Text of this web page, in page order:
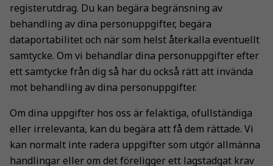
registerutdrag. Du kan begära begränsning av
behandling av dina personuppgifter, begära
dataportabilitet och när som helst återkalla eventuellt
samtycke. Om vi behandlar dina personuppgifter efter
ett samtycke från dig så har du också rätt att invända
mot behandling av dina personuppgifter.
Om dina uppgifter hos oss är felaktiga, ofullständiga
eller irrelevanta, kan du begära att få dem rättade. Vi
kan normalt inte radera uppgifter som utgör allmänna
handlingar eller om det föreligger ett lagstadgat krav